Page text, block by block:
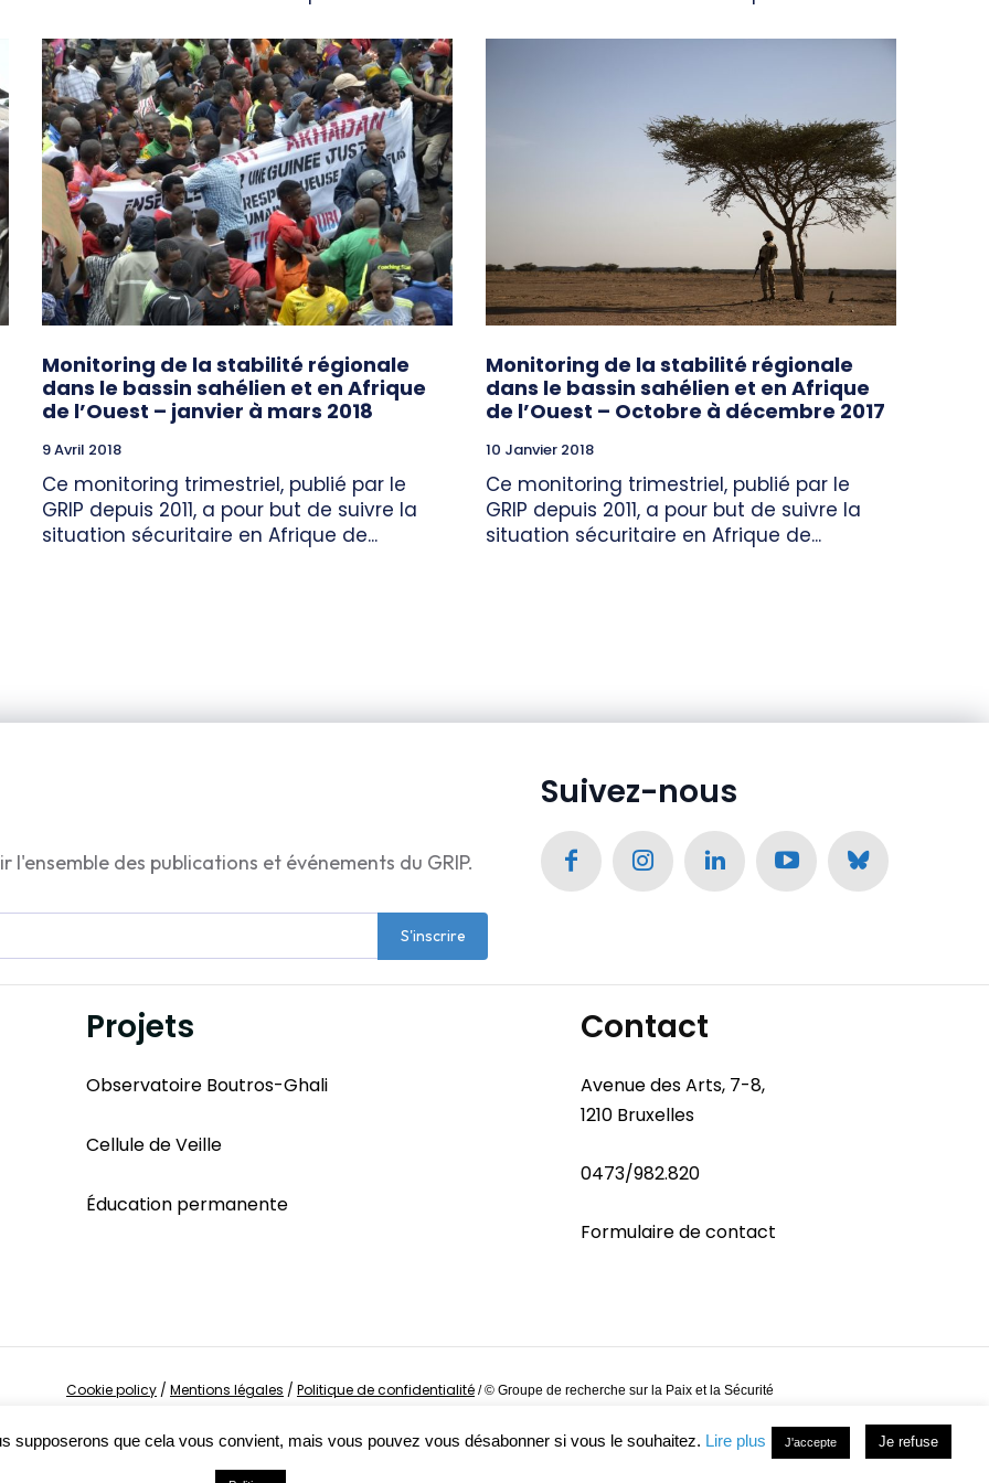
Monitoring de la stabilité régionale
dans le bassin sahélien et en Afrique
de l’Ouest – janvier à mars 2018
9 Avril 2018
Ce monitoring trimestriel, publié par le
GRIP depuis 2011, a pour but de suivre la
situation sécuritaire en Afrique de...
Monitoring de la stabilité régionale
dans le bassin sahélien et en Afrique
de l’Ouest – Octobre à décembre 2017
10 Janvier 2018
Ce monitoring trimestriel, publié par le
GRIP depuis 2011, a pour but de suivre la
situation sécuritaire en Afrique de...
des publications et événements du GRIP.
S'inscrire
Suivez-nous
Projets
Observatoire Boutros-Ghali
Cellule de Veille
Éducation permanente
Contact
Avenue des Arts, 7-8,
1210 Bruxelles
0473/982.820
Formulaire de contact
Cookie policy / Mentions légales / Politique de confidentialité /© Groupe de recherche sur la Paix et la Sécurité
supposerons que cela vous convient, mais vous pouvez vous désabonner si vous le souhaitez. Lire plus J'accepte Je refuse